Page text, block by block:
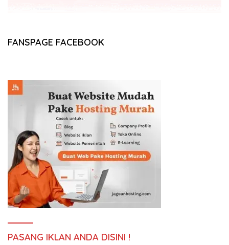
FANSPAGE FACEBOOK
PASANG IKLAN ANDA DISINI !